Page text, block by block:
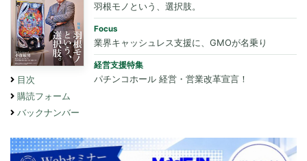
目次
購読フォーム
バックナンバー
羽根モノという、選択肢。
Focus
業界キャッシュレス支援に、GMOが名乗り
経営支援特集
パチンコホール 経営・営業改革宣言！